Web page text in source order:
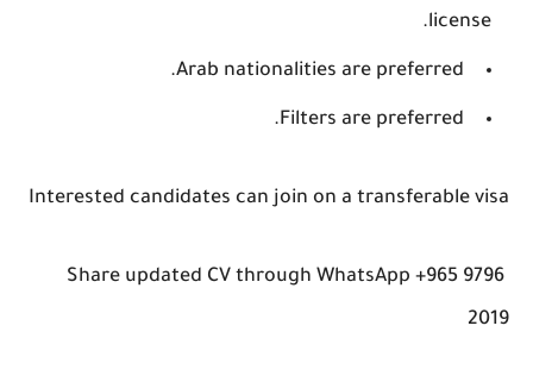
license.
Arab nationalities are preferred.
Filters are preferred.
Interested candidates can join on a transferable visa
Share updated CV through WhatsApp +965 9796
2019